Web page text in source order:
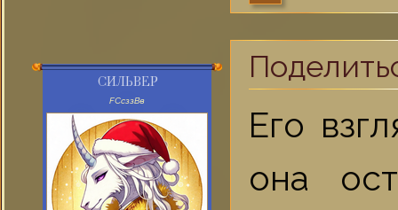
СИЛЬВЕР
FСсззВв
Его
она